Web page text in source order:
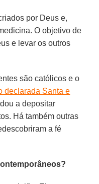
por Deus e,
O objetivo de
e levar os outros
são católicos e o
declarada Santa e
a depositar
Há também outras
a fé